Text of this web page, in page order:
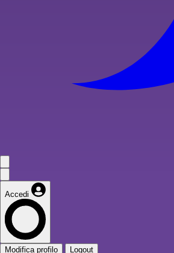
Accedi
Modifica profilo Logout